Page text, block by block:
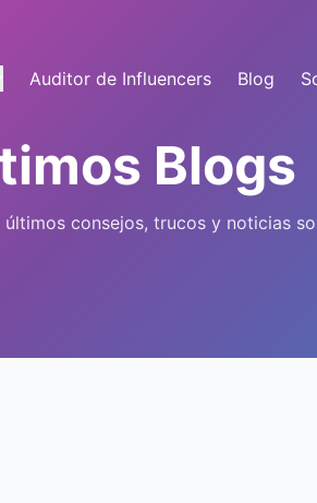
Auditor de Influencers Blog
Blogs
consejos, trucos y noticias